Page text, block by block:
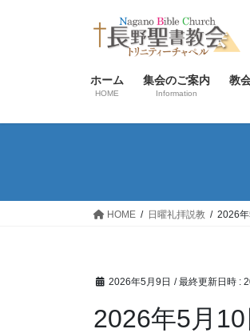
ス
ン
ホーム
HOME
集会のご案内
Information
教
HOME 日曜礼拝説教 2026
2026年5月9日 / 最終更新日時 :
2026年5月